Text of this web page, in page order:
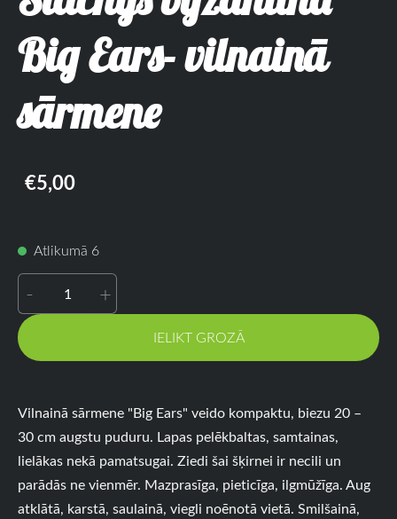
Big Ears- vilnainā
sārmene
€5,00
Atlikumā 6
- +
IELIKT GROZĀ
Vilnainā sārmene "Big Ears" veido kompaktu, biezu 20 –
30 cm augstu puduru. Lapas pelēkbaltas, samtainas,
lielākas nekā pamatsugai. Ziedi šai šķirnei ir necili un
parādās ne vienmēr. Mazprasīga, pieticīga, ilgmūžīga. Aug
atklātā, karstā, saulainā, viegli noēnotā vietā. Smilšainā,